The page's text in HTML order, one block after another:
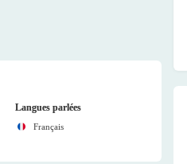
Langues parlées
Français